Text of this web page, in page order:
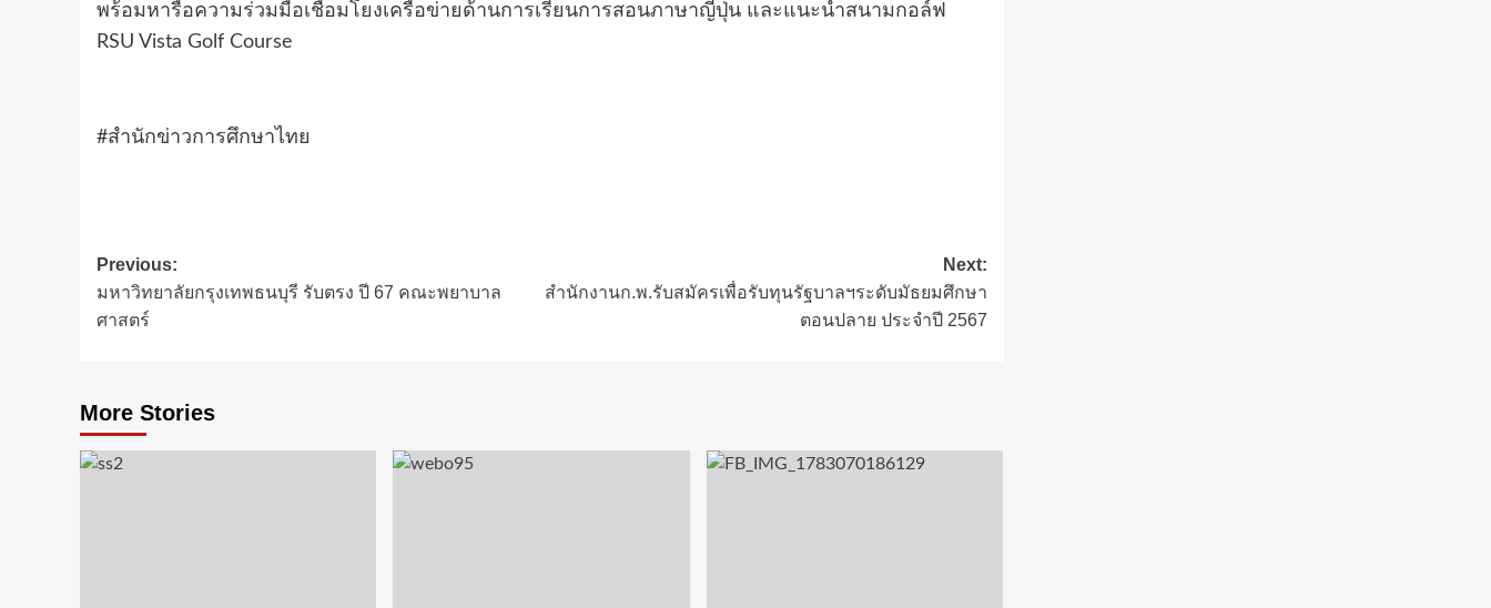
พร้อมหารือความร่วมมือเชื่อมโยงเครือข่ายด้านการเรียนการสอนภาษาญี่ปุ่น และแนะนำสนามกอล์ฟ
RSU Vista Golf Course
#สำนักข่าวการศึกษาไทย
Post
navigation
Previous:
มหาวิทยาลัยกรุงเทพธนบุรี รับตรง ปี 67 คณะพยาบาล
ศาสตร์
Next:
สำนักงานก.พ.รับสมัครเพื่อรับทุนรัฐบาลฯระดับมัธยมศึกษา
ตอนปลาย ประจำปี 2567
More Stories